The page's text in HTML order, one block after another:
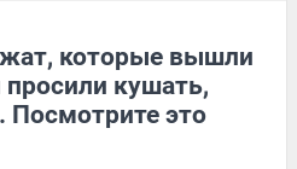
которые вышли
кушать,
Посмотрите это